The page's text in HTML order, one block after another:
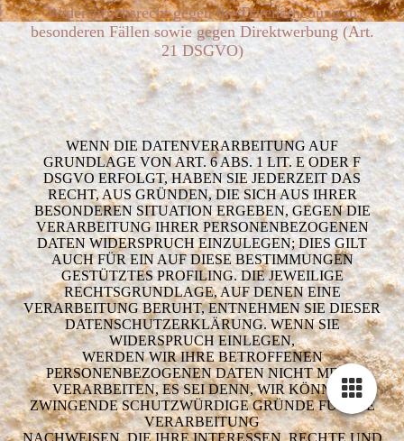
Widerspruchsrecht gegen die Datenerhebung in
besonderen Fällen sowie gegen Direktwerbung (Art.
21 DSGVO)
WENN DIE DATENVERARBEITUNG AUF
GRUNDLAGE VON ART. 6 ABS. 1 LIT. E ODER F
DSGVO ERFOLGT, HABEN SIE JEDERZEIT DAS
RECHT, AUS GRÜNDEN, DIE SICH AUS IHRER
BESONDEREN SITUATION ERGEBEN, GEGEN DIE
VERARBEITUNG IHRER PERSONENBEZOGENEN
DATEN WIDERSPRUCH EINZULEGEN; DIES GILT
AUCH FÜR EIN AUF DIESE BESTIMMUNGEN
GESTÜTZTES PROFILING. DIE JEWEILIGE
RECHTSGRUNDLAGE, AUF DENEN EINE
VERARBEITUNG BERUHT, ENTNEHMEN SIE DIESER
DATENSCHUTZERKLÄRUNG. WENN SIE
WIDERSPRUCH EINLEGEN,
WERDEN WIR IHRE BETROFFENEN
PERSONENBEZOGENEN DATEN NICHT MEHR
VERARBEITEN, ES SEI DENN, WIR KÖNNEN
ZWINGENDE SCHUTZWÜRDIGE GRÜNDE FÜR DIE
VERARBEITUNG
NACHWEISEN, DIE IHRE INTERESSEN, RECHTE UND